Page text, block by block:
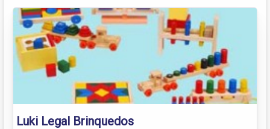
Luki Legal Brinquedos